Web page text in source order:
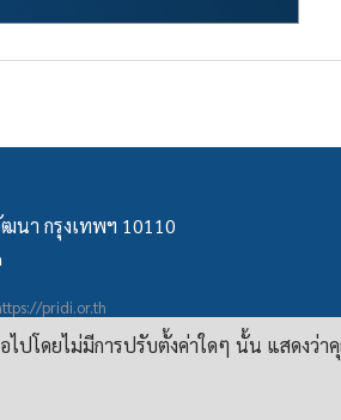
นา กรุงเทพฯ 10110
pridi.or.th
ชย์ 4.0 สากล
ไปโดยไม่มีการปรับตั้งค่าใดๆ นั้น แสดงว่